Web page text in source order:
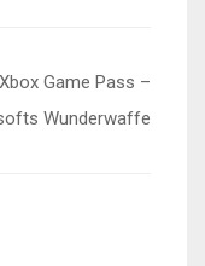
Xbox Game Pass –
Wunderwaffe